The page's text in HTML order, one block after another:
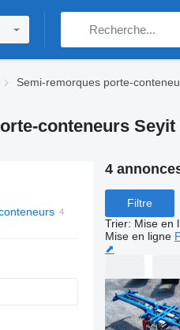
Semi-remorques porte-
conteneurs Seyit
4
Filtre
Trier: Mise en
Mise en ligne
⬈